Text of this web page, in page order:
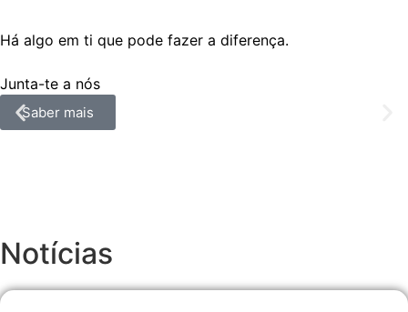
Há algo em ti que pode fazer a diferença.
Junta-te a nós
Saber mais
Notícias